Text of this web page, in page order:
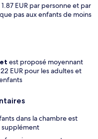
EUR par personne et par
pas aux enfants de moins
est proposé moyennant
EUR pour les adultes et
dans la chambre est
supplément